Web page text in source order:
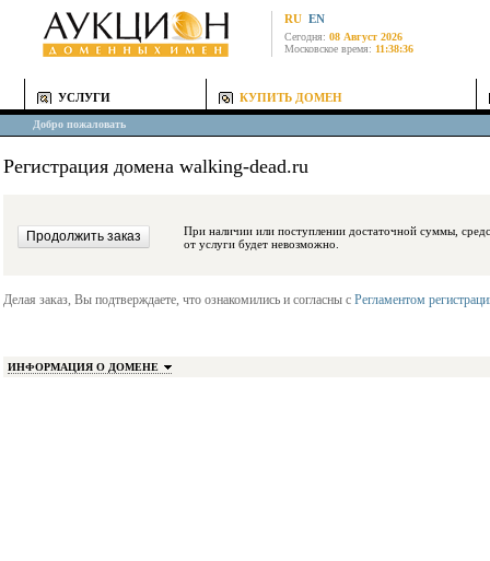
RU EN
Сегодня: 08 Август 2026
Московское время: 11:38:36
УСЛУГИ КУПИТЬ ДОМЕН
Добро пожаловать
Регистрация домена walking-dead.ru
При наличии или поступлении достаточной суммы, средства будут
от услуги будет невозможно.
Делая заказ, Вы подтверждаете, что ознакомились и согласны с Регламентом
ИНФОРМАЦИЯ О ДОМЕНЕ